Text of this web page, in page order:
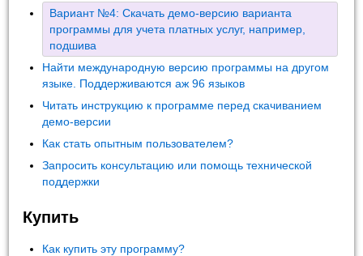
Вариант №4: Скачать демо-версию варианта
программы для учета платных услуг, например,
подшива
Найти международную версию программы на другом
языке. Поддерживаются аж 96 языков
Читать инструкцию к программе перед скачиванием
демо-версии
Как стать опытным пользователем?
Запросить консультацию или помощь технической
поддержки
Купить
Как купить эту программу?